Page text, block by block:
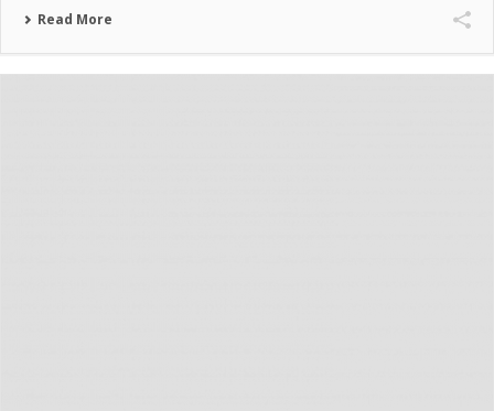
Read More